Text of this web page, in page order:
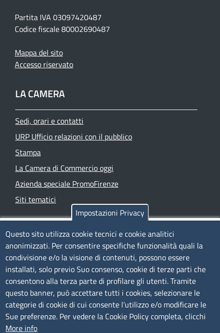
Partita IVA 03097420487
Codice fiscale 80002690487
Mappa del sito
Accesso riservato
LA CAMERA
Sedi, orari e contatti
URP Ufficio relazioni con il pubblico
Stampa
La Camera di Commercio oggi
Azienda speciale PromoFirenze
Siti tematici
TRASPARENZA
Albo Online
Amministrazione trasparente
Bandi e concorsi
Segnalazioni Whistleblowing
Accessibilità
IBAN e pagamenti informatici
Impostazioni Privacy
Questo sito utilizza cookie tecnici e cookie analitici
anonimizzati. Per consentire specifiche funzionalità quali la
condivisione e/o la visione di contenuti, possono essere
installati, solo previo Suo consenso, cookie di terze parti che
consentono alla terza parte di profilare gli utenti. Tramite
questo banner, può accettare tutti i cookies, selezionare le
categorie di cookie di cui consente l’utilizzo e/o modificare le
Sue preferenze. Per vedere la Cookie Policy completa, clicchi
More info